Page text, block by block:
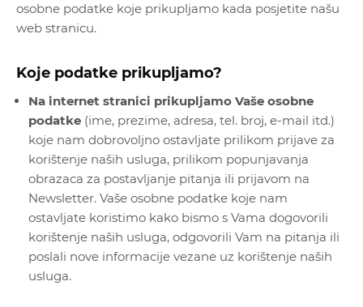
osobne podatke koje prikupljamo kada posjetite našu
web stranicu.
Koje podatke prikupljamo?
Na internet stranici prikupljamo Vaše osobne
podatke (ime, prezime, adresa, tel. broj, e-mail itd.)
koje nam dobrovoljno ostavljate prilikom prijave za
korištenje naših usluga, prilikom popunjavanja
obrazaca za postavljanje pitanja ili prijavom na
Newsletter. Vaše osobne podatke koje nam
ostavljate koristimo kako bismo s Vama dogovorili
korištenje naših usluga, odgovorili Vam na pitanja ili
poslali nove informacije vezane uz korištenje naših
usluga.